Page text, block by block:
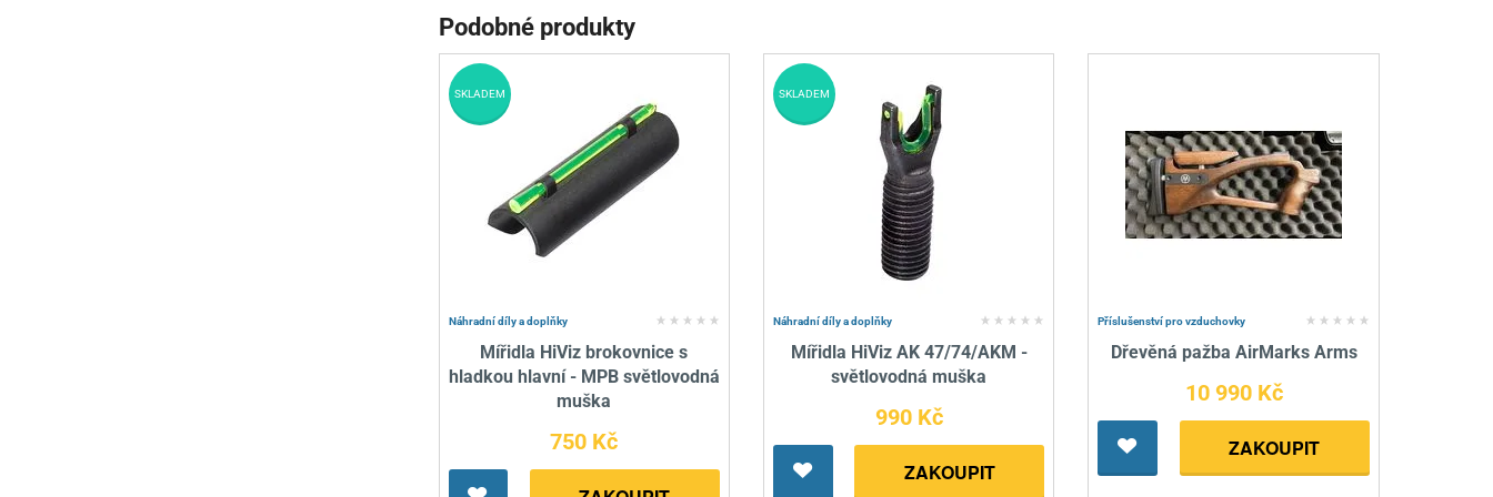
Podobné produkty
Náhradní díly a doplňky
Mířidla HiViz brokovnice s
hladkou hlavní - MPB světlovodná
muška
750 Kč
SKLADEM
Náhradní díly a doplňky
Mířidla HiViz AK 47/74/AKM -
světlovodná muška
990 Kč
ZAKOUPIT
SKLADEM
Příslušenství pro vzduchovky
Dřevěná pažba AirMarks Arms
10 990 Kč
ZAKOUPIT